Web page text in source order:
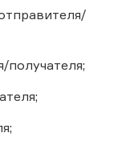
получателя;